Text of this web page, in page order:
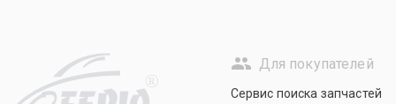
R
Для покупателей
Сервис поиска запчастей